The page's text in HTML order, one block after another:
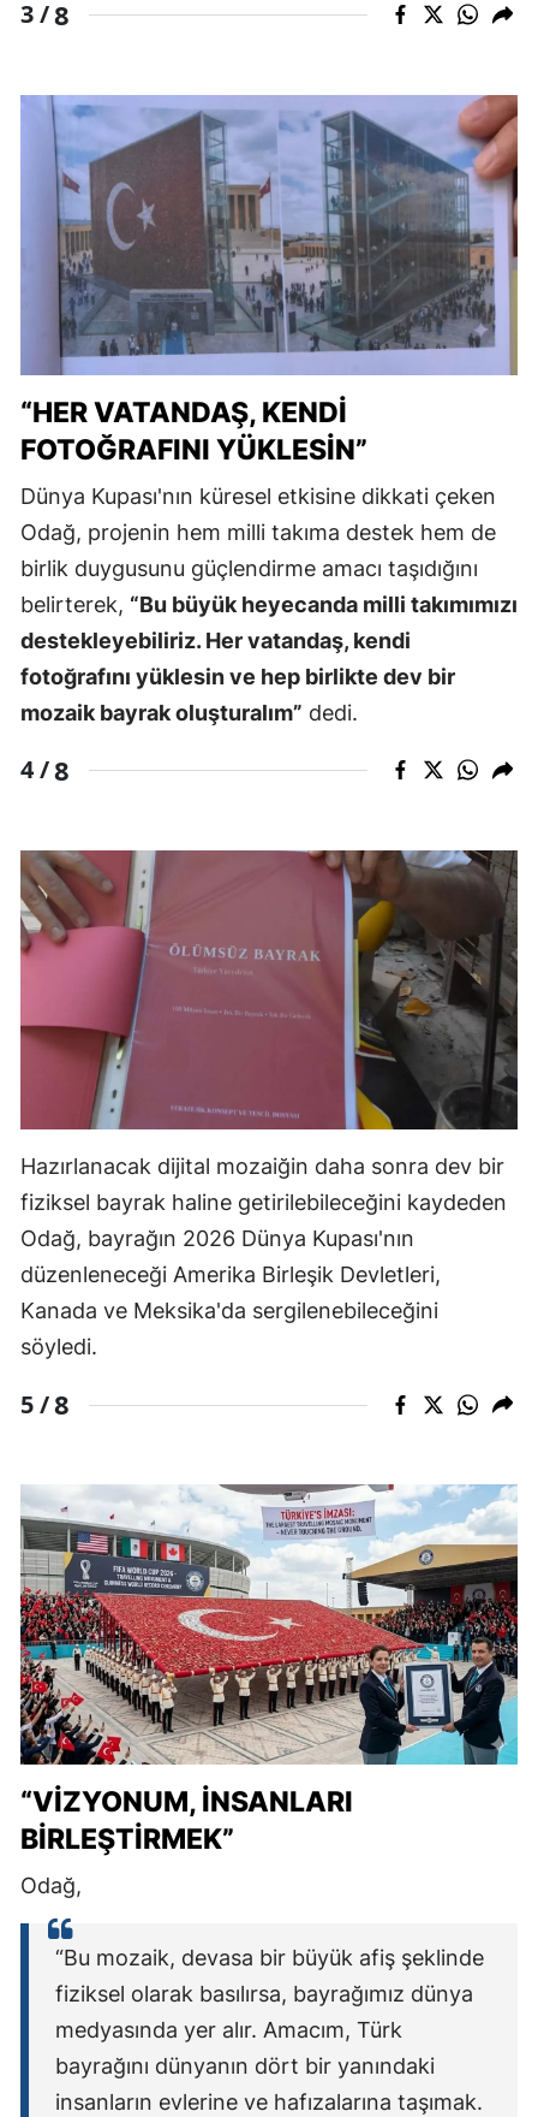
3 /8
“HER VATANDAŞ, KENDİ
FOTOĞRAFINI YÜKLESİN”
Dünya Kupası'nın küresel etkisine dikkati çeken
Odağ, projenin hem milli takıma destek hem de
birlik duygusunu güçlendirme amacı taşıdığını
belirterek, “Bu büyük heyecanda milli takımımızı
destekleyebiliriz. Her vatandaş, kendi
fotoğrafını yüklesin ve hep birlikte dev bir
mozaik bayrak oluşturalım” dedi.
4 /8
Hazırlanacak dijital mozaiğin daha sonra dev bir
fiziksel bayrak haline getirilebileceğini kaydeden
Odağ, bayrağın 2026 Dünya Kupası'nın
düzenleneceği Amerika Birleşik Devletleri,
Kanada ve Meksika'da sergilenebileceğini
söyledi.
5 /8
“VİZYONUM, İNSANLARI
BİRLEŞTİRMEK”
Odağ,
“Bu mozaik, devasa bir büyük afiş şeklinde
fiziksel olarak basılırsa, bayrağımız dünya
medyasında yer alır. Amacım, Türk
bayrağını dünyanın dört bir yanındaki
insanların evlerine ve hafızalarına taşımak.